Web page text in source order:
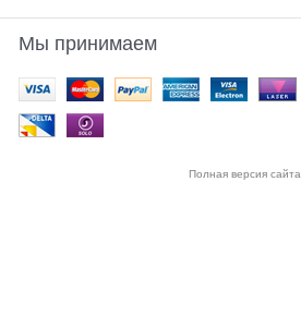
Мы принимаем
Полная версия сайта